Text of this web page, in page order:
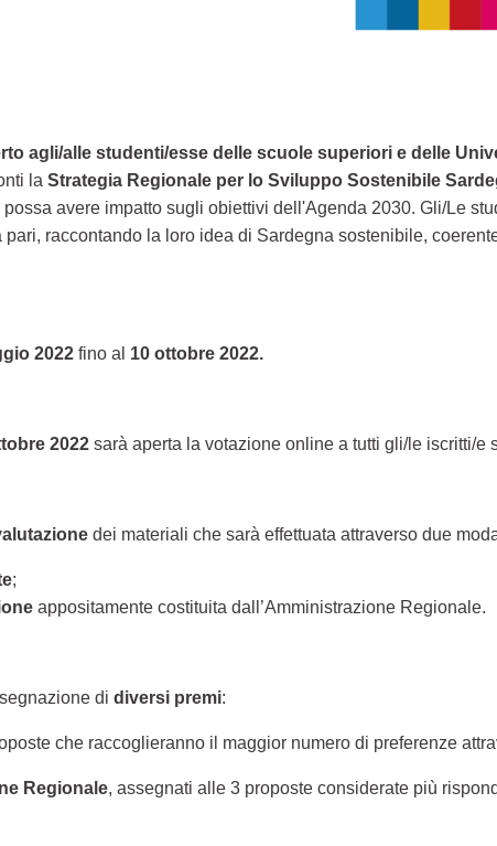
agli/alle studenti/esse delle scuole superiori e delle
la Strategia Regionale per lo Sviluppo Sostenibile
avere impatto sugli obiettivi dell'Agenda 2030. Gli/Le
raccontando la loro idea di Sardegna sostenibile,
2022 fino al 10 ottobre 2022.
2022 sarà aperta la votazione online a tutti gli/le iscritti/e
dei materiali che sarà effettuata attraverso due
;
appositamente costituita dall’Amministrazione Regionale.
di diversi premi:
che raccoglieranno il maggior numero di preferenze
Regionale, assegnati alle 3 proposte considerate più